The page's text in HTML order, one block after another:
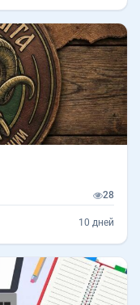
28
10 дней